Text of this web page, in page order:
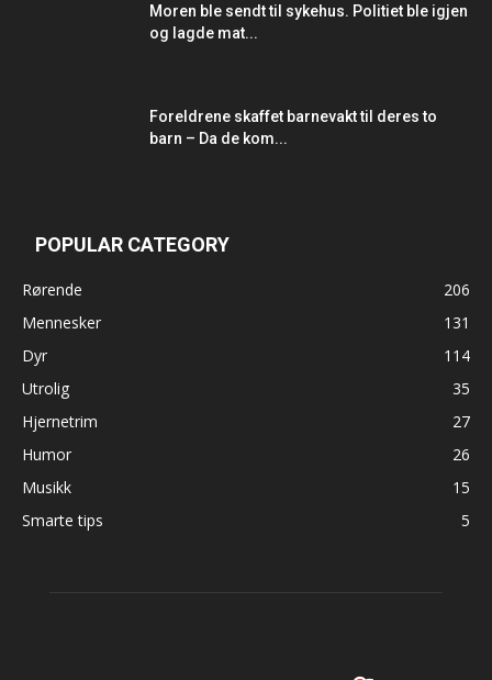
Moren ble sendt til sykehus. Politiet ble igjen
og lagde mat...
Foreldrene skaffet barnevakt til deres to
barn – Da de kom...
POPULAR CATEGORY
Rørende
206
Mennesker
131
Dyr
114
Utrolig
35
Hjernetrim
27
Humor
26
Musikk
15
Smarte tips
5